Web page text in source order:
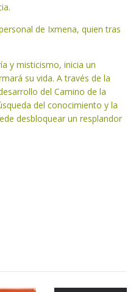
de Ixmena, quien tras
y misticismo, inicia un
su vida. A través de la
del Camino de la
del conocimiento y la
desbloquear un resplandor